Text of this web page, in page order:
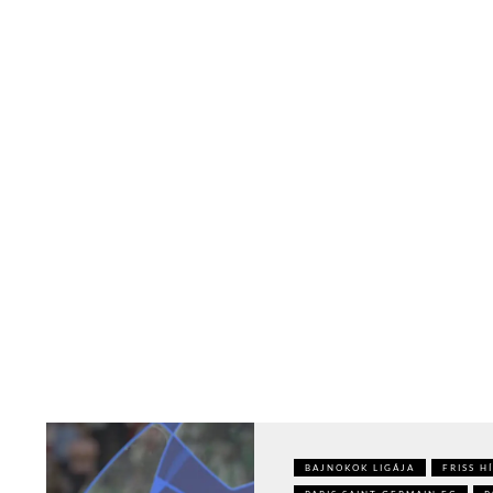
BAJNOKOK LIGÁJA FRISS